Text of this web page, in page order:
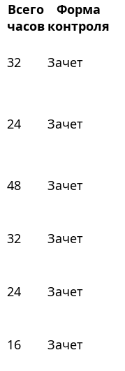
Всего
часов
Форма
контроля
32 Зачет
24 Зачет
48 Зачет
32 Зачет
24 Зачет
16 Зачет